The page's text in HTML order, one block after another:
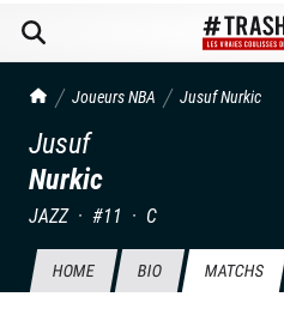
TrashTalk Actu NBA
Joueurs NBA JusufNurkic
Jusuf
Nurkic
JAZZ · #11 · C
HOME BIO MATCHS